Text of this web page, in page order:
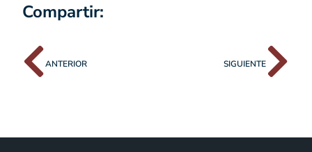
Compartir:
ANTERIOR SIGUIENTE